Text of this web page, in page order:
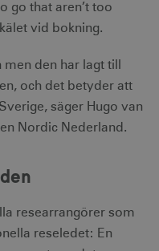
go that aren’t too
vid bokning.
den har lagt till
och det betyder att
säger Hugo van
Nordic Nederland.
researrangörer som
reseledet: En